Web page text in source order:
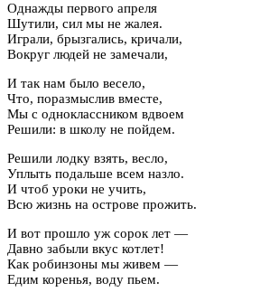
Однажды первого апреля
Шутили, сил мы не жалея.
Играли, брызгались, кричали,
Вокруг людей не замечали,
И так нам было весело,
Что, поразмыслив вместе,
Мы с одноклассником вдвоем
Решили: в школу не пойдем.
Решили лодку взять, весло,
Уплыть подальше всем назло.
И чтоб уроки не учить,
Всю жизнь на острове прожить.
И вот прошло уж сорок лет —
Давно забыли вкус котлет!
Как робинзоны мы живем —
Едим коренья, воду пьем.